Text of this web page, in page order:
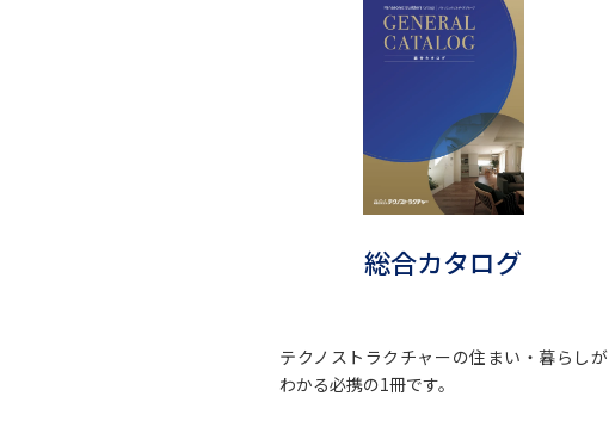
総合カタログ
テクノストラクチャーの住まい・暮らしが
わかる必携の1冊です。